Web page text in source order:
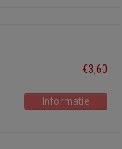
€3,60
Informatie